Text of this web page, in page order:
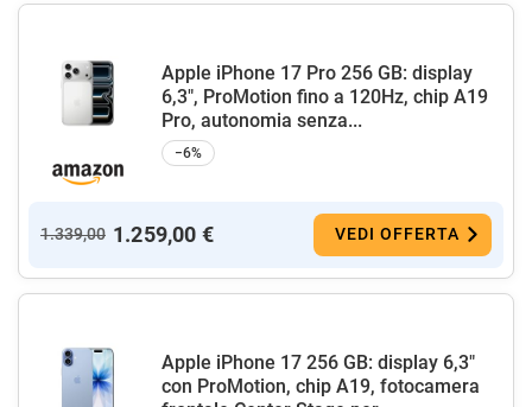
Apple iPhone 17 Pro 256 GB: display
6,3", ProMotion fino a 120Hz, chip A19
Pro, autonomia senza...
−6%
1.339,00 1.259,00 € VEDI OFFERTA
Apple iPhone 17 256 GB: display 6,3"
con ProMotion, chip A19, fotocamera